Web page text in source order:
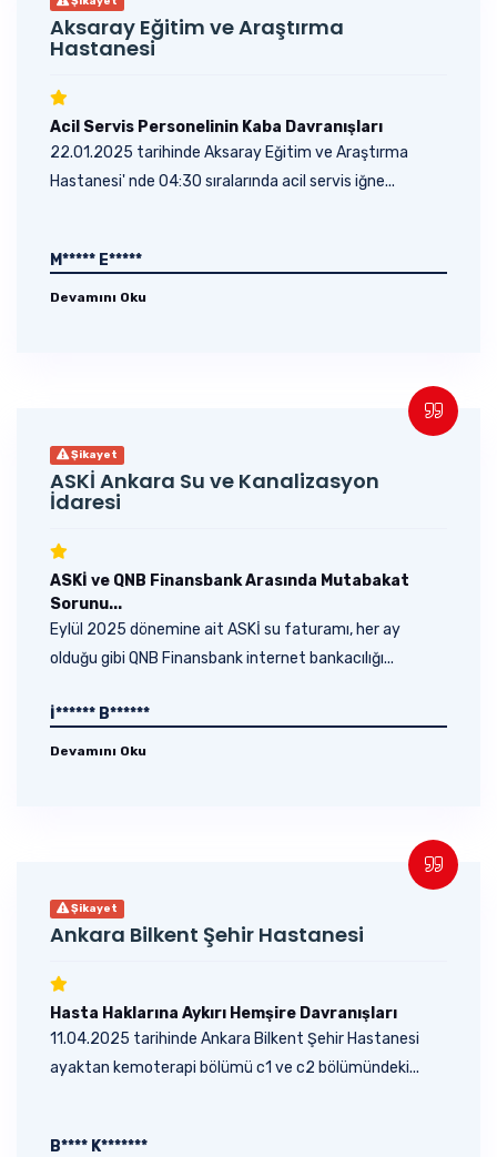
Aksaray Eğitim ve Araştırma
Hastanesi
Acil Servis Personelinin Kaba Davranışları
22.01.2025 tarihinde Aksaray Eğitim ve Araştırma
Hastanesi' nde 04:30 sıralarında acil servis iğne...
M***** E*****
Devamını Oku
Şikayet
ASKİ Ankara Su ve Kanalizasyon
İdaresi
ASKİ ve QNB Finansbank Arasında Mutabakat
Sorunu...
Eylül 2025 dönemine ait ASKİ su faturamı, her ay
olduğu gibi QNB Finansbank internet bankacılığı...
İ****** B******
Devamını Oku
Şikayet
Ankara Bilkent Şehir Hastanesi
Hasta Haklarına Aykırı Hemşire Davranışları
11.04.2025 tarihinde Ankara Bilkent Şehir Hastanesi
ayaktan kemoterapi bölümü c1 ve c2 bölümündeki...
B**** K*******